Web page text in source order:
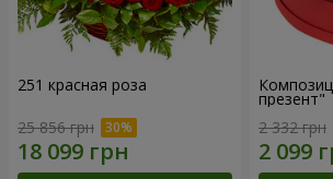
251 красная роза
25 856 грн
презент"
2 332 грн